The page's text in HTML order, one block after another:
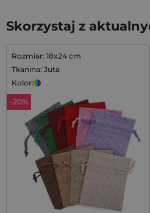
Skorzystaj z
Rozmiar: 18x24 cm
Tkanina: Juta
Kolor:
-20%